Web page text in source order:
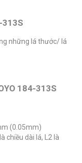
313S
những lá thước/ lá
184-313S
(0.05mm)
chiều dài lá, L2 là